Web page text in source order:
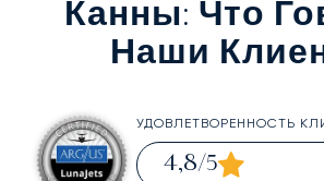
Канны: Что
Наши
УДОВЛЕТВОРЕННОСТЬ
4,8/5